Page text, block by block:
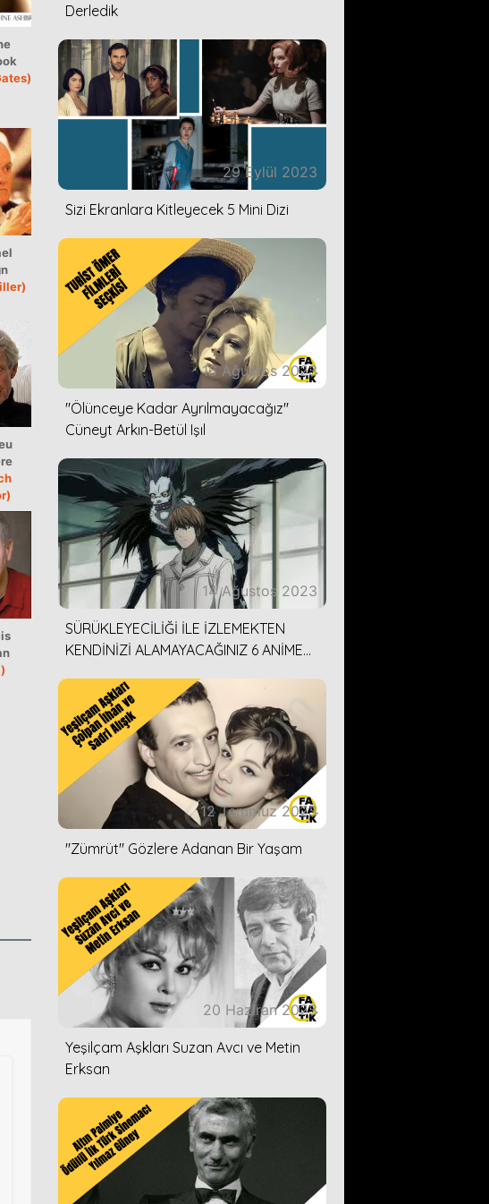
Derledik
29 Eylül 2023
Sizi Ekranlara Kitleyecek 5 Mini Dizi
16 Ağustos 2023
''Ölünceye Kadar Ayrılmayacağız''
Cüneyt Arkın-Betül Işıl
14 Ağustos 2023
SÜRÜKLEYECİLİĞİ İLE İZLEMEKTEN
KENDİNİZİ ALAMAYACAĞINIZ 6 ANİME
12 Temmuz 2023
''Zümrüt'' Gözlere Adanan Bir Yaşam
20 Haziran 2023
Yeşilçam Aşkları Suzan Avcı ve Metin
Erksan